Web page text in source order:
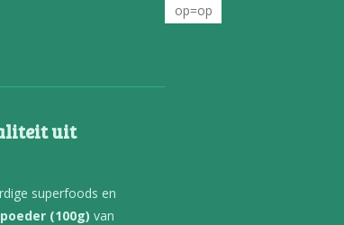
op=op
uit
superfoods en
(100g) van